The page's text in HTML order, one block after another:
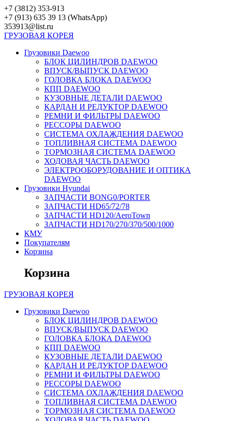
Перейти
к
контенту
+7 (3812) 353-913
+7 (913) 635 39 13 (WhatsApp)
353913@list.ru
ГРУЗОВАЯ КОРЕЯ
Грузовики Daewoo
БЛОК ЦИЛИНДРОВ DAEWOO
ВПУСК/ВЫПУСК DAEWOO
ГОЛОВКА БЛОКА DAEWOO
КПП DAEWOO
КУЗОВНЫЕ ДЕТАЛИ DAEWOO
КАРДАН И РЕДУКТОР DAEWOO
РЕМНИ И ФИЛЬТРЫ DAEWOO
РЕССОРЫ DAEWOO
СИСТЕМА ОХЛАЖДЕНИЯ DAEWOO
ТОПЛИВНАЯ СИСТЕМА DAEWOO
ТОРМОЗНАЯ СИСТЕМА DAEWOO
ХОДОВАЯ ЧАСТЬ DAEWOO
ЭЛЕКТРООБОРУДОВАНИЕ И ОПТИКА
DAEWOO
Грузовики Hyundai
ЗАПЧАСТИ BONG0/PORTER
ЗАПЧАСТИ HD65/72/78
ЗАПЧАСТИ HD120/AeroTown
ЗАПЧАСТИ HD170/270/370/500/1000
КМУ
Покупателям
Корзина
Корзина
ГРУЗОВАЯ КОРЕЯ
Грузовики Daewoo
БЛОК ЦИЛИНДРОВ DAEWOO
ВПУСК/ВЫПУСК DAEWOO
ГОЛОВКА БЛОКА DAEWOO
КПП DAEWOO
КУЗОВНЫЕ ДЕТАЛИ DAEWOO
КАРДАН И РЕДУКТОР DAEWOO
РЕМНИ И ФИЛЬТРЫ DAEWOO
РЕССОРЫ DAEWOO
СИСТЕМА ОХЛАЖДЕНИЯ DAEWOO
ТОПЛИВНАЯ СИСТЕМА DAEWOO
ТОРМОЗНАЯ СИСТЕМА DAEWOO